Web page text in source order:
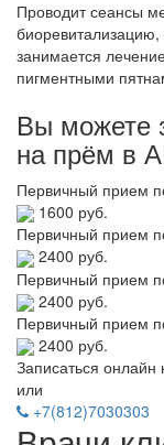
Проводит сеансы
биоревитализацию,
занимается
пигментными
Вы можете
на прём в
Первичный прием
1600 руб.
Первичный прием
2400 руб.
Первичный прием
2400 руб.
Первичный прием
2400 руб.
Записаться
или
+7(812)7030303